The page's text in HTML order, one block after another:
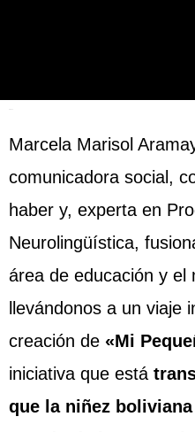
Marcela Marisol
comunicadora social,
haber y, experta en
Neurolingüística,
área de educación y el
llevándonos a un viaje
creación de «Mi
iniciativa que está
que la niñez boliviana